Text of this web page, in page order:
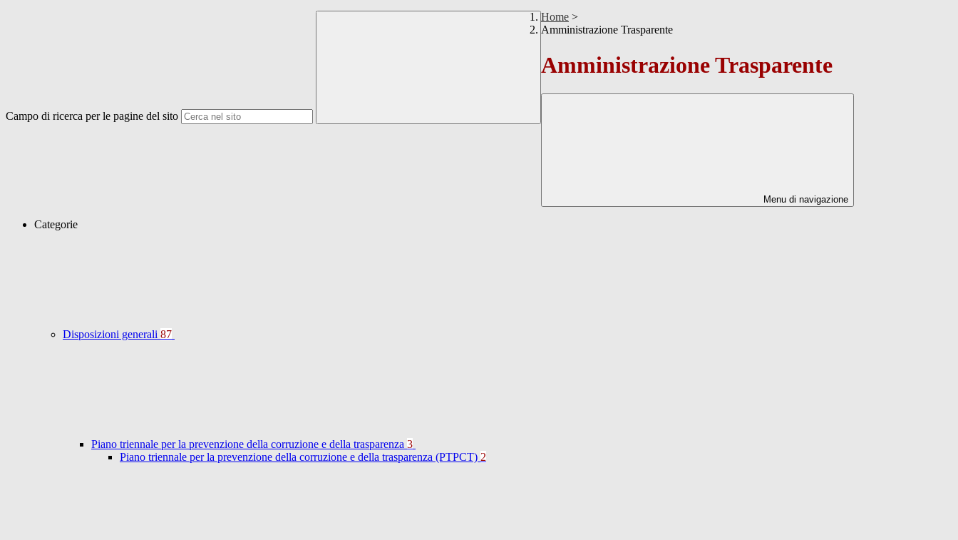
Campo di ricerca per le pagine del sito
Home >
Amministrazione Trasparente
Amministrazione Trasparente
Menu di navigazione
Categorie
Disposizioni generali 87
Piano triennale per la prevenzione della corruzione e della trasparenza 3
Piano triennale per la prevenzione della corruzione e della trasparenza (PTPCT) 2